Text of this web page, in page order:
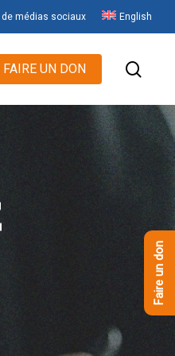
médias sociaux English
FAIRE UN DON
Faire un don